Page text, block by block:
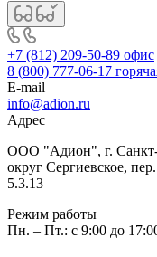
+7 (812) 209-50-89 офис
8 (800) 777-06-17
E-mail
info@adion.ru
Адрес
ООО "Адион", г. Санкт-
округ Сергиевское,
5.3.13
Режим работы
Пн. – Пт.: с 9:00 до